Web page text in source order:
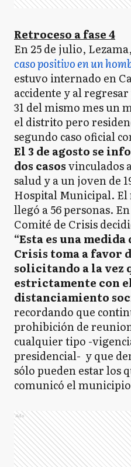
Retroceso a fase 4
En 25 de julio,
caso positivo en un
estuvo internado en
accidente y al
31 del mismo mes un
el distrito pero
segundo caso oficial
El 3 de agosto se
dos casosvinculados
salud y a un joven de
Hospital Municipal. El
llegó a 56 personas.
Comité de Crisis
“Esta es una
Crisis toma a favor
solicitando a la vez
estrictamente con
distanciamiento
recordando que
prohibición de
cualquier tipo -
presidencial- y que
sólo pueden estar los
comunicó el municipio
Ads